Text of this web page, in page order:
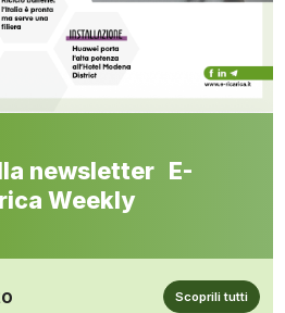
newsletter E-
Weekly
Scoprili tutti